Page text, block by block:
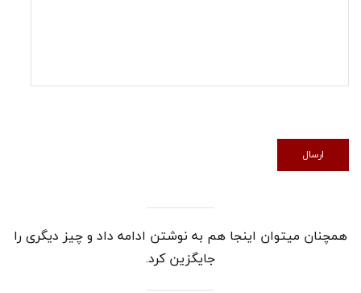
همچنان میتوان اینجا هم به نوشتن ادامه داد و چیز دیگری را
جایگزین کرد.